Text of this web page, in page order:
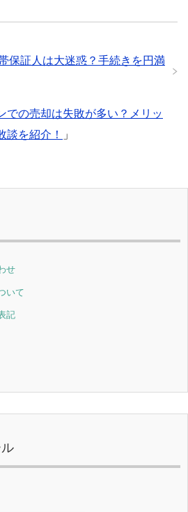
保証人は大迷惑？手続きを円満
での売却は失敗が多い？メリッ
談を紹介！
」
せ
いて
記